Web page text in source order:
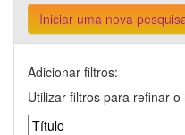
Iniciar uma nova
Adicionar filtros:
Utilizar filtros para refinar